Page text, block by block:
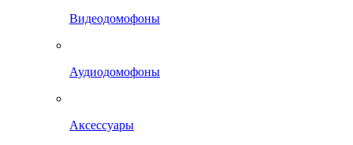
Видеодомофоны
Аудиодомофоны
Аксессуары